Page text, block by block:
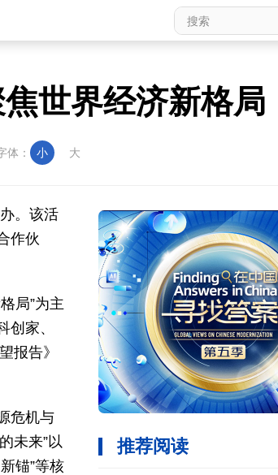
世界经济新格局
体： 小 大
。该活
作伙
局”为主
家、
报告》
危机与
未来”以
锚”等核